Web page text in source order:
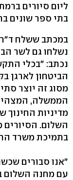
בתי ספר שונים
במכתב ששלח ד"ר
נשלחו גם לשר
נכתב: "בכלי
הביטחון לארגן
מסוג זה יוצר
הממשלה,
מדיניות
השלום. הסיורים
בתמיכת משרד
"אנו סבורים
עם מחנה השלום